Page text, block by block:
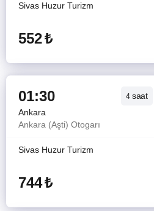
Sivas Huzur Turizm
552₺
01:30 4 saat
Ankara
Ankara (Aşti) Otogarı
Sivas Huzur Turizm
744₺